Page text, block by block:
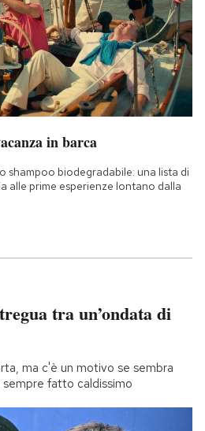
in barca
shampoo biodegradabile: una lista di
alle prime esperienze lontano dalla
tra un’ondata di
ma c'è un motivo se sembra
fatto caldissimo